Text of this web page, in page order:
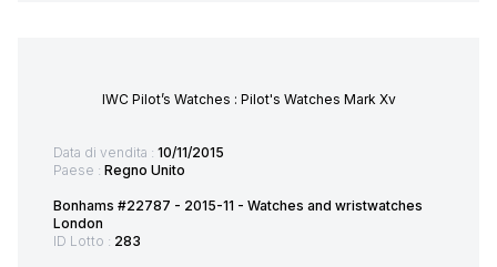
IWC Pilot’s Watches : Pilot's Watches Mark Xv
Data di vendita : 10/11/2015
Paese : Regno Unito
Bonhams #22787 - 2015-11 - Watches and wristwatches
London
ID Lotto : 283